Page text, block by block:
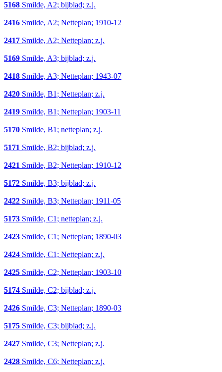
5168 Smilde, A2; bijblad; z.j.
2416 Smilde, A2; Netteplan; 1910-12
2417 Smilde, A2; Netteplan; z.j.
5169 Smilde, A3; bijblad; z.j.
2418 Smilde, A3; Netteplan; 1943-07
2420 Smilde, B1; Netteplan; z.j.
2419 Smilde, B1; Netteplan; 1903-11
5170 Smilde, B1; netteplan; z.j.
5171 Smilde, B2; bijblad; z.j.
2421 Smilde, B2; Netteplan; 1910-12
5172 Smilde, B3; bijblad; z.j.
2422 Smilde, B3; Netteplan; 1911-05
5173 Smilde, C1; netteplan; z.j.
2423 Smilde, C1; Netteplan; 1890-03
2424 Smilde, C1; Netteplan; z.j.
2425 Smilde, C2; Netteplan; 1903-10
5174 Smilde, C2; bijblad; z.j.
2426 Smilde, C3; Netteplan; 1890-03
5175 Smilde, C3; bijblad; z.j.
2427 Smilde, C3; Netteplan; z.j.
2428 Smilde, C6; Netteplan; z.j.